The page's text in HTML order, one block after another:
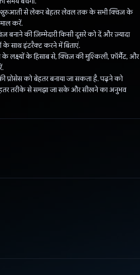
शुरुआती से लेकर बेहतर लेवल तक के सभी क्विज़ के
करें.
बनाने की ज़िम्मेदारी किसी दूसरे को दें और ज़्यादा
के साथ इंटरैक्ट करने में बिताएं.
लक्ष्यों के हिसाब से, क्विज़ की मुश्किली, फ़ॉर्मैट, और
को बेहतर बनाया जा सकता है. पढ़ने को
तरीके से समझा जा सके और सीखने का अनुभव